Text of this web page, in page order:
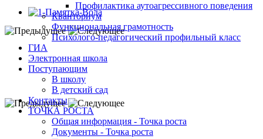
Профилактика аутоагрессивного поведения
Кванториум
Функциональная грамотность
Психолого-педагогический профильный класс
ГИА
Электронная школа
Поступающим
В школу
В детский сад
Контакты
ТОЧКА РОСТА
Общая информация - Точка роста
Документы - Точка роста